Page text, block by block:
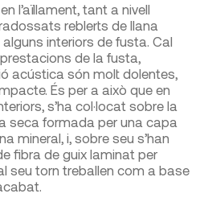
l’aïllament, tant a nivell
reblerts de llana
interiors de fusta. Cal
de la fusta,
acústica són molt dolentes,
És per a això que en
s’ha col·locat sobre la
seca formada per una capa
mineral, i, sobre seu s’han
fibra de guix laminat per
seu torn treballen com a base